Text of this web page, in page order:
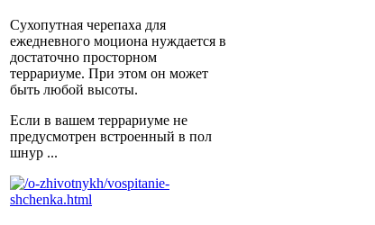
Сухопутная черепаха для
ежедневного моциона нуждается в
достаточно просторном
террариуме. При этом он может
быть любой высоты.
Если в вашем террариуме не
предусмотрен встроенный в пол
шнур ...